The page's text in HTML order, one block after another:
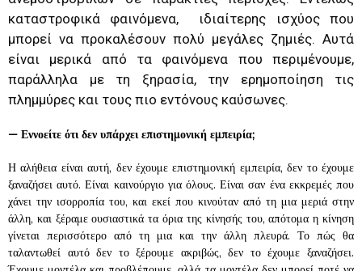
καταστροφικά φαινόμενα, ιδιαίτερης ισχύος που
μπορεί να προκαλέσουν πολύ μεγάλες ζημιές. Αυτά
είναι μερικά από τα φαινόμενα που περιμένουμε,
παράλληλα με τη ξηρασία, την ερημοποίηση τις
πλημμύρες και τους πιο εντόνους καύσωνες.
— Εννοείτε ότι δεν υπάρχει επιστημονική εμπειρία;
Η αλήθεια είναι αυτή, δεν έχουμε επιστημονική εμπειρία, δεν το έχουμε
ξαναζήσει αυτό. Είναι καινούργιο για όλους. Είναι σαν ένα εκκρεμές που
χάνει την ισορροπία του, και εκεί που κινούταν από τη μια μεριά στην
άλλη, και ξέραμε ουσιαστικά τα όρια της κίνησής του, απότομα η κίνηση
γίνεται περισσότερο από τη μια και την άλλη πλευρά. Το πώς θα
ταλαντωθεί αυτό δεν το ξέρουμε ακριβώς, δεν το έχουμε ξαναζήσει.